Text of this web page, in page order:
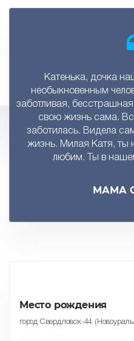
Катенька, дочка
необыкновенным
заботливая,
свою жизнь сама.
заботилась. Видела
жизнь. Милая Катя, ты
любим. Ты в
МАМА
Место рождения
город Свердловск-44